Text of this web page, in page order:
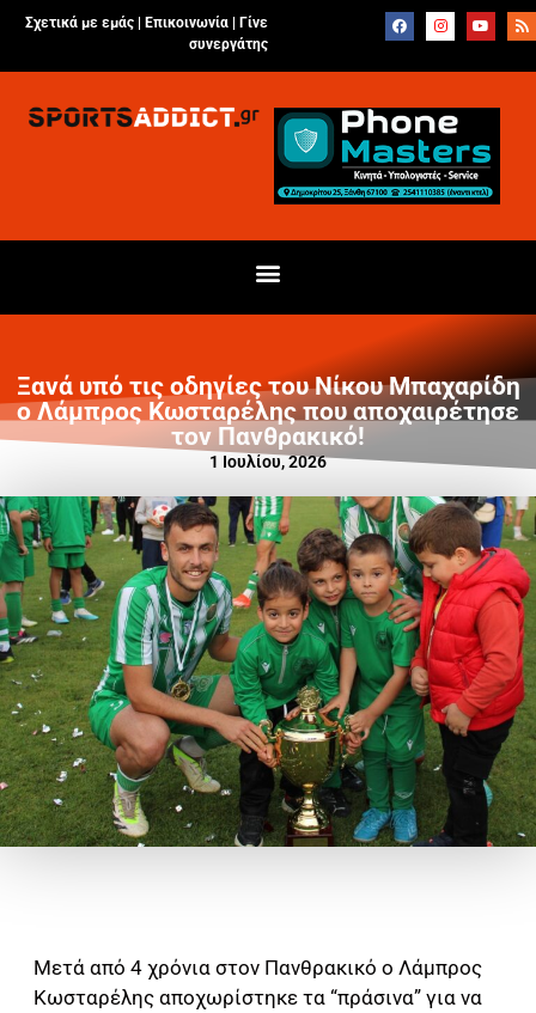
Σχετικά με εμάς | Επικοινωνία
Γίνε
συνεργάτης
Ξανά υπό τις οδηγίες του Νίκου Μπαχαρίδη
ο Λάμπρος Κωσταρέλης που αποχαιρέτησε
τον Πανθρακικό!
1 Ιουλίου, 2026
Μετά από 4 χρόνια στον Πανθρακικό ο Λάμπρος
Κωσταρέλης αποχωρίστηκε τα “πράσινα” για να